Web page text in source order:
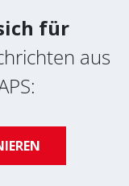
SERVICE
für
aus